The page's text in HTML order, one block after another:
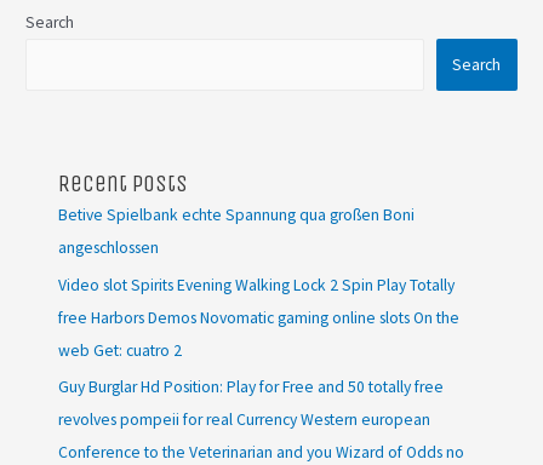
Search
Search
Recent Posts
Betive Spielbank echte Spannung qua großen Boni
angeschlossen
Video slot Spirits Evening Walking Lock 2 Spin Play Totally
free Harbors Demos Novomatic gaming online slots On the
web Get: cuatro 2
Guy Burglar Hd Position: Play for Free and 50 totally free
revolves pompeii for real Currency Western european
Conference to the Veterinarian and you Wizard of Odds no